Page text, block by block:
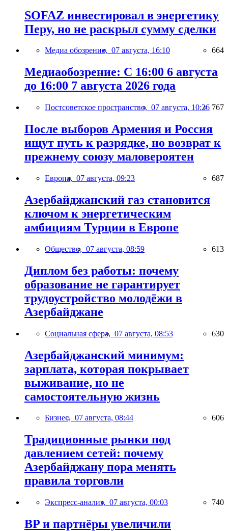
SOFAZ инвестировал в энергетику
Перу, но не раскрыл сумму сделки
Медиа обозрение, 07 августа, 16:10 664
Медиаобозрение: С 16:00 6 августа
до 16:00 7 августа 2026 года
Постсоветское пространство, 07 августа, 10:26 767
После выборов Армения и Россия
ищут путь к разрядке, но возврат к
прежнему союзу маловероятен
Европа, 07 августа, 09:23 687
Азербайджанский газ становится
ключом к энергетическим
амбициям Турции в Европе
Общество, 07 августа, 08:59 613
Диплом без работы: почему
образование не гарантирует
трудоустройство молодёжи в
Азербайджане
Социальная сфера, 07 августа, 08:53 630
Азербайджанский минимум:
зарплата, которая покрывает
выживание, но не
самостоятельную жизнь
Бизнес, 07 августа, 08:44 606
Традиционные рынки под
давлением сетей: почему
Азербайджану пора менять
правила торговли
Экспресс-анализ, 07 августа, 00:03 740
BP и партнёры увеличили